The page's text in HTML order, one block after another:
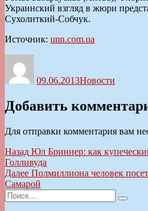
Украинский взгляд в жюри
Сухолиткий-Собчук.
Источник: unn.com.ua
09.06.2013Новости
Добавить
Для отправки комментария вам
Навигация
по
записям
Назад Предыдущая
запись:
Юл Бриннер: как
Голливуда
Далее Следующая
запись:
Полмиллиона человек
Самарой
Искать:
Поиск